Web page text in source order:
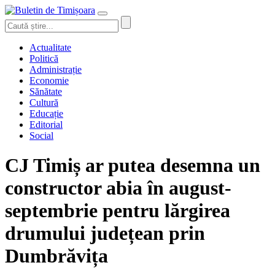
Actualitate
Politică
Administrație
Economie
Sănătate
Cultură
Educație
Editorial
Social
CJ Timiș ar putea desemna un
constructor abia în august-
septembrie pentru lărgirea
drumului județean prin
Dumbrăvița